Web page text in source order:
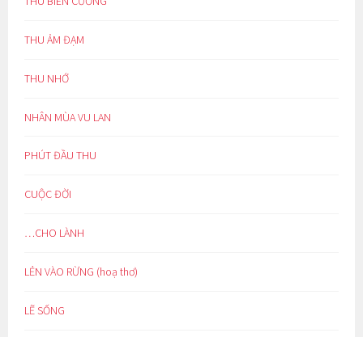
THU ẢM ĐẠM
THU NHỚ
NHÂN MÙA VU LAN
PHÚT ĐẦU THU
CUỘC ĐỜI
…CHO LÀNH
LẺN VÀO RỪNG (hoạ thơ)
LẼ SỐNG